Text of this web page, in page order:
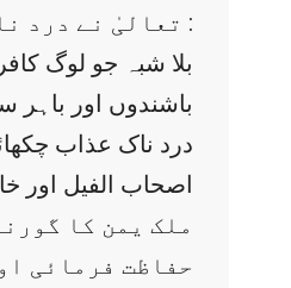
تعالیٰ نے درد ناک عذاب کی وعید سنائی ہے ۔ ارشاد باری تعالیٰ ہے :
باشندوں اور باہر
درد ناک عذاب چکھائیں
اصحاب الفیل اور
ملک یمن کا
حفاظت فرمائی